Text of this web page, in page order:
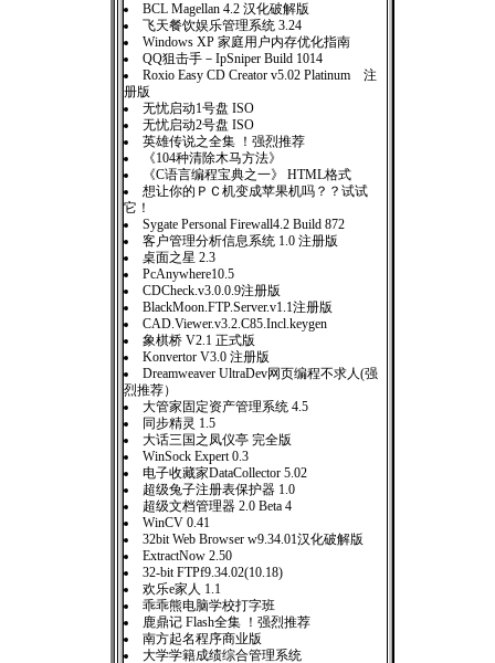
BCL Magellan 4.2 汉化破解版
飞天餐饮娱乐管理系统 3.24
Windows XP 家庭用户内存优化指南
QQ狙击手－IpSniper Build 1014
Roxio Easy CD Creator v5.02 Platinum 注
册版
无忧启动1号盘 ISO
无忧启动2号盘 ISO
英雄传说之全集 ！强烈推荐
《104种清除木马方法》
《C语言编程宝典之一》 HTML格式
想让你的ＰＣ机变成苹果机吗？？试试
它！
Sygate Personal Firewall4.2 Build 872
客户管理分析信息系统 1.0 注册版
桌面之星 2.3
PcAnywhere10.5
CDCheck.v3.0.0.9注册版
BlackMoon.FTP.Server.v1.1注册版
CAD.Viewer.v3.2.C85.Incl.keygen
象棋桥 V2.1 正式版
Konvertor V3.0 注册版
Dreamweaver UltraDev网页编程不求人(强
烈推荐）
大管家固定资产管理系统 4.5
同步精灵 1.5
大话三国之凤仪亭 完全版
WinSock Expert 0.3
电子收藏家DataCollector 5.02
超级兔子注册表保护器 1.0
超级文档管理器 2.0 Beta 4
WinCV 0.41
32bit Web Browser w9.34.01汉化破解版
ExtractNow 2.50
32-bit FTPf9.34.02(10.18)
欢乐e家人 1.1
乖乖熊电脑学校打字班
鹿鼎记 Flash全集 ！强烈推荐
南方起名程序商业版
大学学籍成绩综合管理系统